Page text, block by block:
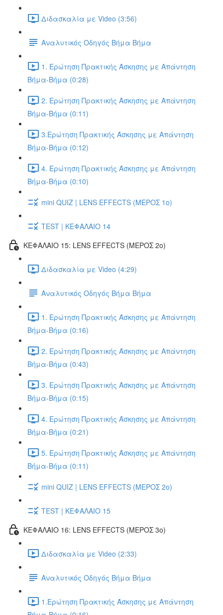
Διδασκαλία με Video (3:56)
Αναλυτικός Οδηγός Βήμα Βήμα
1. Ερώτηση Πρακτικής Άσκησης με Απάντηση
Βήμα-Βήμα (0:28)
2. Ερώτηση Πρακτικής Άσκησης με Απάντηση
Βήμα-Βήμα (0:11)
3.Ερώτηση Πρακτικής Άσκησης με Απάντηση
Βήμα-Βήμα (0:12)
4. Ερώτηση Πρακτικής Άσκησης με Απάντηση
Βήμα-Βήμα (0:10)
mini QUIZ | LENS EFFECTS (ΜΕΡΟΣ 1ο)
TEST | ΚΕΦΑΛΑΙΟ 14
ΚΕΦΑΛΑΙΟ 15: LENS EFFECTS (ΜΕΡΟΣ 2o)
Διδασκαλία με Video (4:29)
Αναλυτικός Οδηγός Βήμα Βήμα
1. Ερώτηση Πρακτικής Άσκησης με Απάντηση
Βήμα-Βήμα (0:16)
2. Ερώτηση Πρακτικής Άσκησης με Απάντηση
Βήμα-Βήμα (0:43)
3. Ερώτηση Πρακτικής Άσκησης με Απάντηση
Βήμα-Βήμα (0:15)
4. Ερώτηση Πρακτικής Άσκησης με Απάντηση
Βήμα-Βήμα (0:21)
5. Ερώτηση Πρακτικής Άσκησης με Απάντηση
Βήμα-Βήμα (0:11)
mini QUIZ | LENS EFFECTS (ΜΕΡΟΣ 2o)
TEST | ΚΕΦΑΛΑΙΟ 15
ΚΕΦΑΛΑΙΟ 16: LENS EFFECTS (ΜΕΡΟΣ 3o)
Διδασκαλία με Video (2:33)
Αναλυτικός Οδηγός Βήμα Βήμα
1.Ερώτηση Πρακτικής Άσκησης με Απάντηση